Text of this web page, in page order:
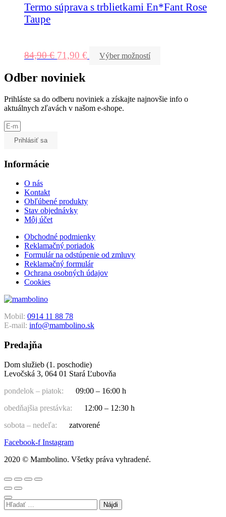
Termo súprava s trblietkami En*Fant Rose
Taupe
84,90€ 71,90 € Výber možností
Odber noviniek
Prihláste sa do odberu noviniek a získajte najnovšie info o
aktuálnych zľavách v našom e-shope.
Prihlásiť sa
Informácie
O nás
Kontakt
Obľúbené produkty
Stav objednávky
Môj účet
Obchodné podmienky
Reklamačný poriadok
Formulár na odstúpenie od zmluvy
Reklamačný formulár
Ochrana osobných údajov
Cookies
Mobil: 0914 11 88 78
E-mail: info@mambolino.sk
Predajňa
Dom služieb (1. poschodie)
Levočská 3, 064 01 Stará Ľubovňa
pondelok – piatok:
09:00 – 16:00 h
obedňajšia prestávka:
12:00 – 12:30 h
sobota – nedeľa:
zatvorené
Facebook-f Instagram
2020 © Mambolino. Všetky práva vyhradené.
Hľadať: